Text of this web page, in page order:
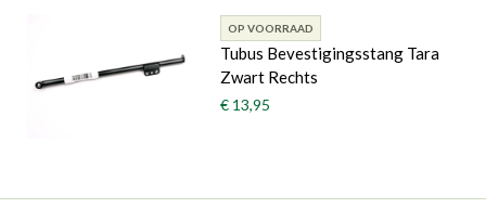
OP VOORRAAD
Tubus Bevestigingsstang Tara
Zwart Rechts
€ 13,95